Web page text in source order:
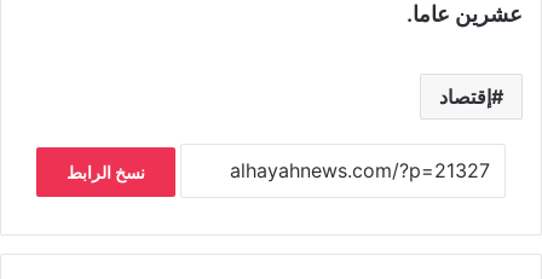
عشرين عاما.
إقتصاد
نسخ الرابط